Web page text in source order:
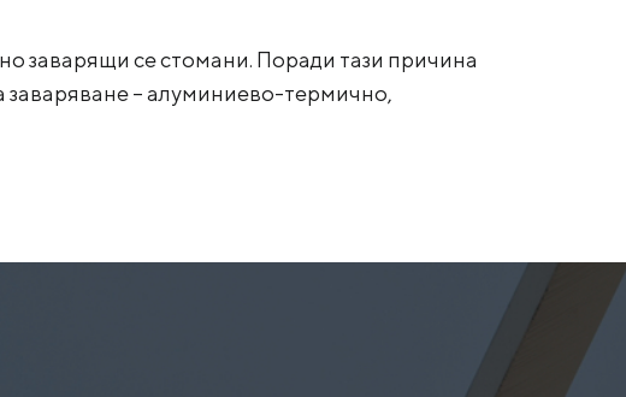
заварящи се стомани. Поради тази причина
заваряване – алуминиево-термично,